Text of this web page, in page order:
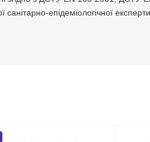
епідеміологічної